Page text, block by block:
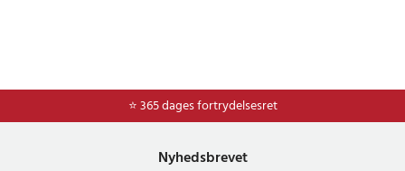
⭐ 365 dages fortrydelsesret
⭐ Nem og sikker betaling med mobilepay og dankort
Nyhedsbrevet